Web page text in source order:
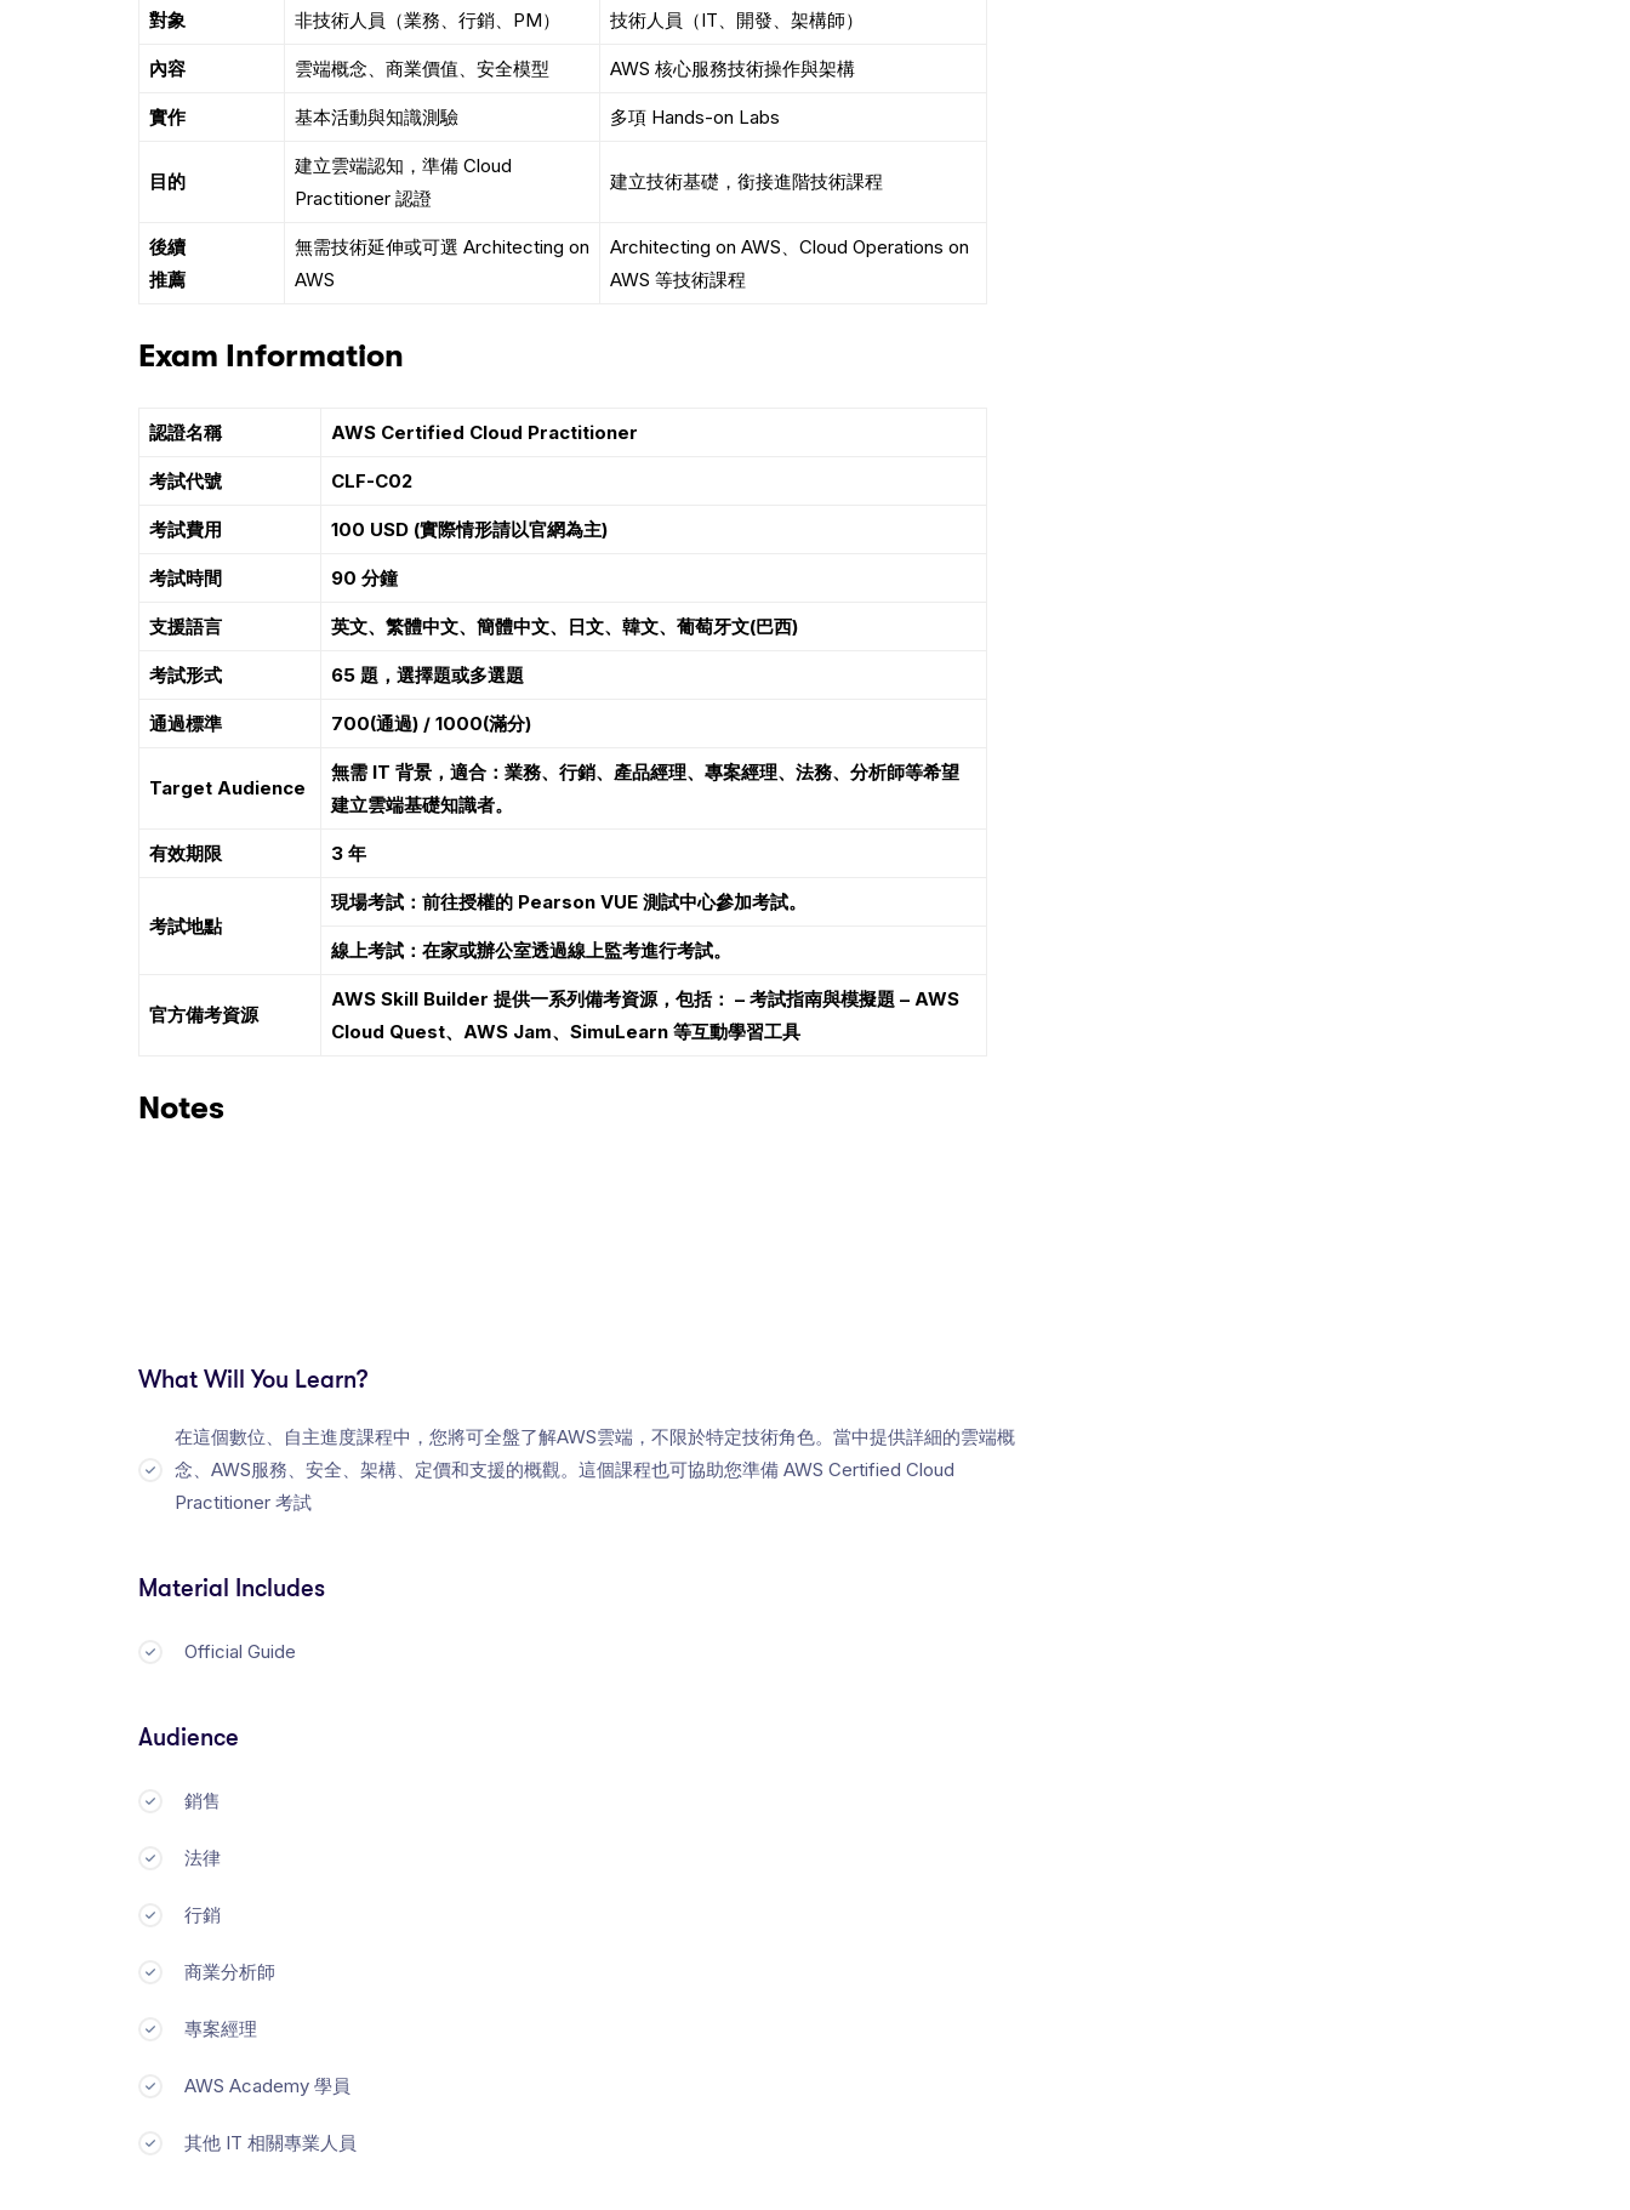
對象 非技術人員（業務、行銷、PM） 技術人員（IT、開發、架構師）
內容 雲端概念、商業價值、安全模型 AWS 核心服務技術操作與架構
實作 基本活動與知識測驗 多項 Hands-on Labs
目的
建立雲端認知，準備 Cloud
Practitioner 認證
建立技術基礎，銜接進階技術課程
後續
推薦
無需技術延伸或可選 Architecting on
AWS
Architecting on AWS、Cloud Operations on
AWS 等技術課程
Exam Information
認證名稱 AWS Certified Cloud Practitioner
考試代號 CLF-C02
考試費用 100 USD (實際情形請以官網為主)
考試時間 90 分鐘
支援語言 英文、繁體中文、簡體中文、日文、韓文、葡萄牙文(巴西)
考試形式 65 題，選擇題或多選題
通過標準 700(通過) / 1000(滿分)
Target Audience
無需 IT 背景，適合：業務、行銷、產品經理、專案經理、法務、分析師等希望
建立雲端基礎知識者。
有效期限 3 年
考試地點
現場考試：前往授權的 Pearson VUE 測試中心參加考試。
線上考試：在家或辦公室透過線上監考進行考試。
官方備考資源
AWS Skill Builder 提供一系列備考資源，包括： – 考試指南與模擬題 – AWS
Cloud Quest、AWS Jam、SimuLearn 等互動學習工具
Notes
What Will You Learn?
在這個數位、自主進度課程中，您將可全盤了解AWS雲端，不限於特定技術角色。當中提供詳細的雲端概
念、AWS服務、安全、架構、定價和支援的概觀。這個課程也可協助您準備 AWS Certified Cloud
Practitioner 考試
Material Includes
Official Guide
Audience
銷售
法律
行銷
商業分析師
專案經理
AWS Academy 學員
其他 IT 相關專業人員